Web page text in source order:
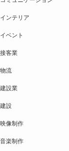
インテリア
イベント
接客業
物流
建設業
建設
映像制作
音楽制作